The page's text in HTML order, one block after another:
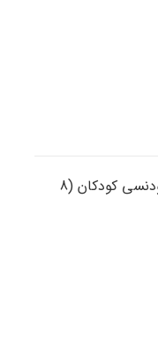
آشنایی با مشکلات ارتودنسی کودکان (8